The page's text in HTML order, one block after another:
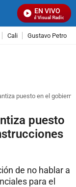
EN VIVO
Señal Visual Radio
Cali Gustavo Petro
puesto en el
puesto
de no hablar a
para el